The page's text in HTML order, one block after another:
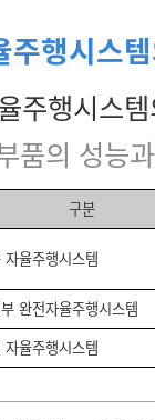
주행시스
주행시스
품의 성능
구분
자율주행시스템
완전자율주행시스템
자율주행시스템